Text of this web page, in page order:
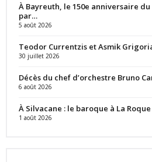
À Bayreuth, le 150e anniversaire
par…
5 août 2026
Teodor Currentzis et Asmik
30 juillet 2026
Décès du chef d’orchestre Bruno
6 août 2026
À Silvacane : le baroque à La Roque
1 août 2026